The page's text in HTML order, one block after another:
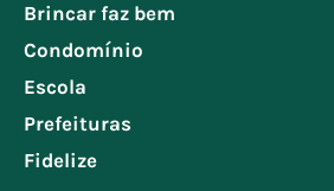
Brincar faz bem
Condomínio
Escola
Prefeituras
Fidelize